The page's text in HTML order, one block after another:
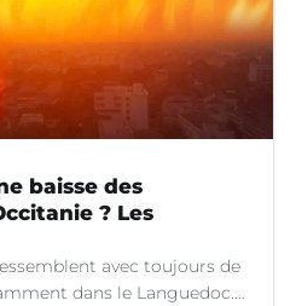
baisse des
? Les
avec toujours de
dans le Languedoc.